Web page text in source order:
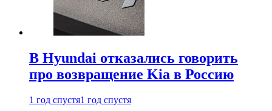
В Hyundai отказались говорить
про возвращение Kia в Россию
1 год спустя1 год спустя